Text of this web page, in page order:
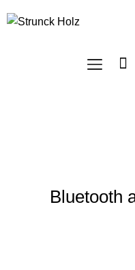
Bluetooth